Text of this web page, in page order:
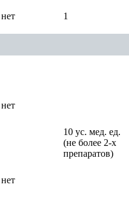
нет 1
нет
10 ус. мед. ед.
(не более 2-х
препаратов)
нет